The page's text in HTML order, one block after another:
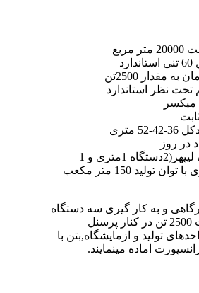
مقدار 2500تن
تحت نظر استاندارد
در روز
3 دستگاه بچینگ لیپهر(2دستگاه 1متری و 1
دستگاه 1/2 متری با توان تولید 150 متر مکعب
و به کار گیری سه دستگاه
بچینگ پلانت با ظرفیت 2500 تن در کنار پرسنل
تولید و ازمایشگاه,بتن با
اماده مینمایند.